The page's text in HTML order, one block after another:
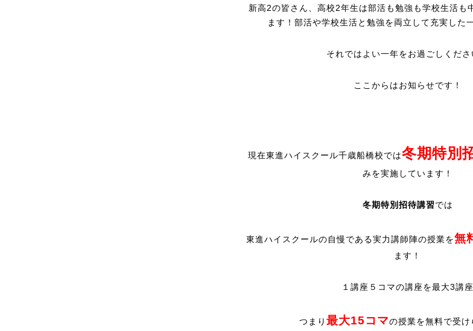
新高2の皆さん、高校2年生は部活も勉強も学校生活も
ます！部活や学校生活と勉強を両立して充実した
それではよい一年をお過ごしくださ
ここからはお知らせです！
現在東進ハイスクール千歳船橋校では冬期特別
みを実施しています！
冬期特別招待講習では
東進ハイスクールの自慢である実力講師陣の授業を無
ます！
１講座５コマの講座を最大3講座
つまり 最大15コマの授業を無料で受け